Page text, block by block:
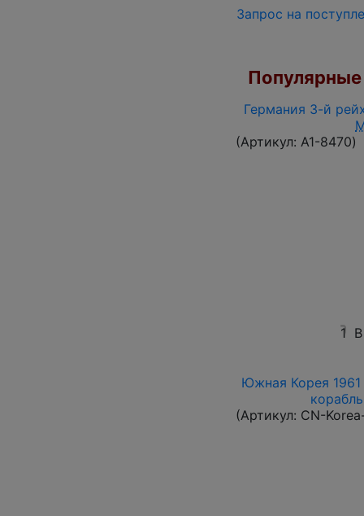
Запрос на
Германия 3-й
(Артикул: A1-8470)
1
Южная Корея 1961
(Артикул: CN-